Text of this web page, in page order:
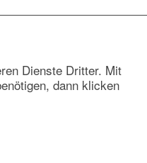
Dienste Dritter. Mit
dann klicken